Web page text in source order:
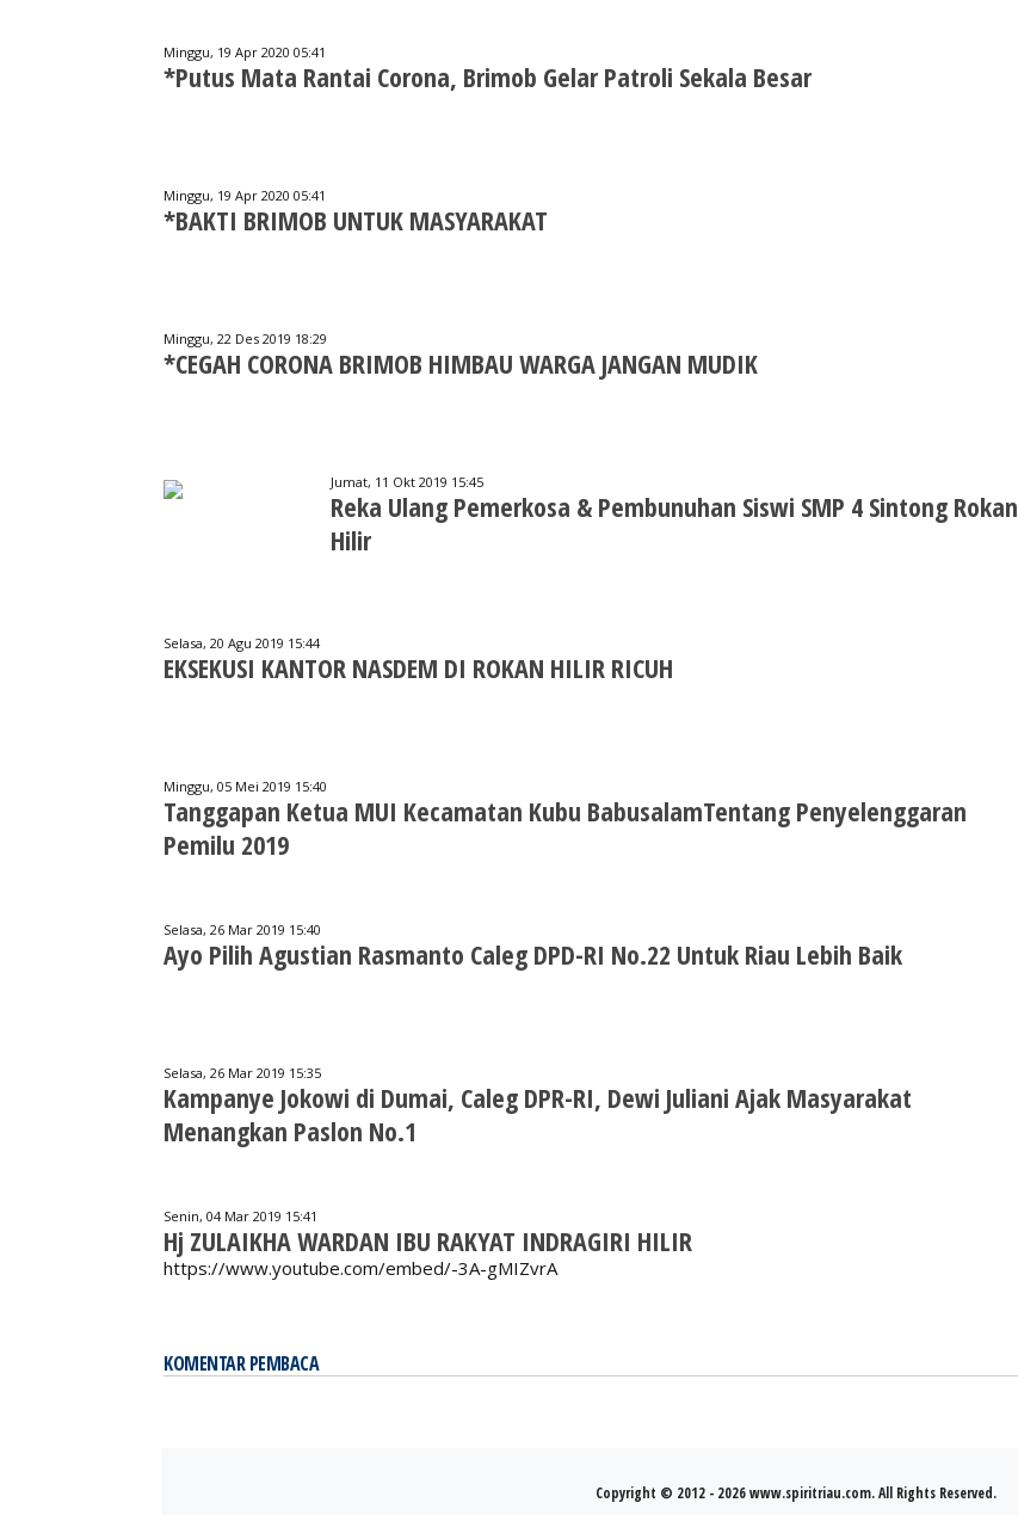
Minggu, 19 Apr 2020 05:41
*Putus Mata Rantai Corona, Brimob Gelar Patroli Sekala Besar
Minggu, 19 Apr 2020 05:41
*BAKTI BRIMOB UNTUK MASYARAKAT
Minggu, 22 Des 2019 18:29
*CEGAH CORONA BRIMOB HIMBAU WARGA JANGAN MUDIK
Jumat, 11 Okt 2019 15:45
Reka Ulang Pemerkosa & Pembunuhan Siswi SMP 4 Sintong Rokan
Hilir
Selasa, 20 Agu 2019 15:44
EKSEKUSI KANTOR NASDEM DI ROKAN HILIR RICUH
Minggu, 05 Mei 2019 15:40
Tanggapan Ketua MUI Kecamatan Kubu BabusalamTentang Penyelenggaran
Pemilu 2019
Selasa, 26 Mar 2019 15:40
Ayo Pilih Agustian Rasmanto Caleg DPD-RI No.22 Untuk Riau Lebih Baik
Selasa, 26 Mar 2019 15:35
Kampanye Jokowi di Dumai, Caleg DPR-RI, Dewi Juliani Ajak Masyarakat
Menangkan Paslon No.1
Senin, 04 Mar 2019 15:41
Hj ZULAIKHA WARDAN IBU RAKYAT INDRAGIRI HILIR
https://www.youtube.com/embed/-3A-gMIZvrA
KOMENTAR PEMBACA
Copyright © 2012 - 2026 www.spiritriau.com. All Rights Reserved.